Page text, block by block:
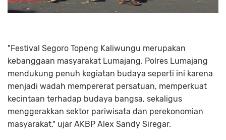
"Festival Segoro Topeng Kaliwungu merupakan
kebanggaan masyarakat Lumajang. Polres Lumajang
mendukung penuh kegiatan budaya seperti ini karena
menjadi wadah mempererat persatuan, memperkuat
kecintaan terhadap budaya bangsa, sekaligus
menggerakkan sektor pariwisata dan perekonomian
masyarakat," ujar AKBP Alex Sandy Siregar.